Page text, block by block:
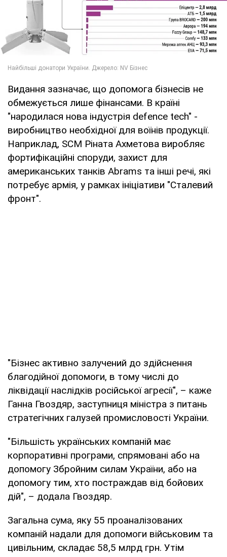
Видання зазначає, що допомога бізнесів не
обмежується лише фінансами. В країні
"народилася нова індустрія defence tech" -
виробництво необхідної для воїнів продукції.
Наприклад, SCM Ріната Ахметова виробляє
фортифікаційні споруди, захист для
американських танків Abrams та інші речі, які
потребує армія, у рамках ініціативи "Сталевий
фронт".
"Бізнес активно залучений до здійснення
благодійної допомоги, в тому числі до
ліквідації наслідків російської агресії", – каже
Ганна Гвоздяр, заступниця міністра з питань
стратегічних галузей промисловості України.
"Більшість українських компаній має
корпоративні програми, спрямовані або на
допомогу Збройним силам України, або на
допомогу тим, хто постраждав від бойових
дій", – додала Гвоздяр.
Загальна сума, яку 55 проаналізованих
компаній надали для допомоги військовим та
цивільним, складає 58,5 млрд грн. Утім